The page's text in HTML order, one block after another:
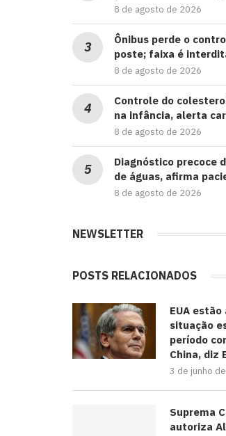
8 de agosto de 2026
Ônibus perde o
poste; faixa é
8 de agosto de 2026
Controle do
na infância, alerta
8 de agosto de 2026
Diagnóstico precoce
de águas, afirma
8 de agosto de 2026
NEWSLETTER
POSTS RELACIONADOS
EUA estão
situação
período
China, diz
3 de junho
Suprema
autoriza